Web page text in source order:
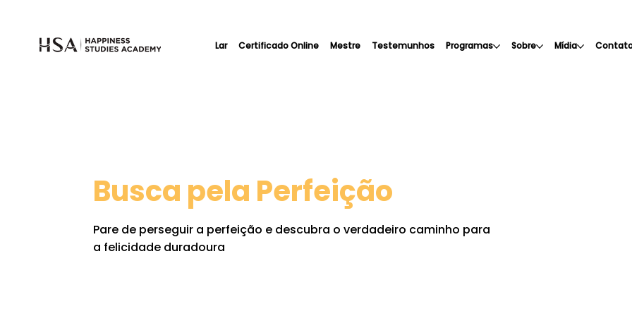
Lar Certificado Online Mestre Testemunhos Programas Sobre Mídia
Busca pela Perfeição
Pare de perseguir a perfeição e descubra o verdadeiro caminho para
a felicidade duradoura